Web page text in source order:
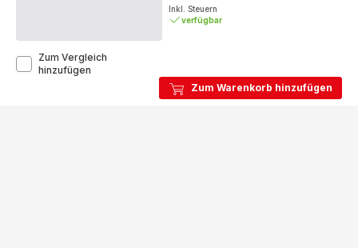
Zum Warenkorb hinzufügen
Inkl. Steuern
verfügbar
Zum Vergleich
hinzufügen
Dampfbügeleisen